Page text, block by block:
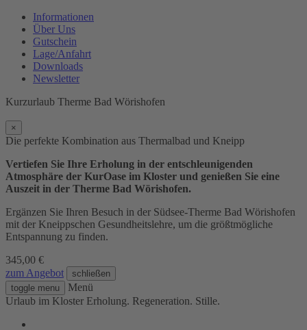
Informationen
Über Uns
Gutschein
Lage/Anfahrt
Downloads
Newsletter
Kurzurlaub Therme Bad Wörishofen
×
Die perfekte Kombination aus Thermalbad und Kneipp
Vertiefen Sie Ihre Erholung in der entschleunigenden
Atmosphäre der KurOase im Kloster und genießen Sie eine
Auszeit in der Therme Bad Wörishofen.
Ergänzen Sie Ihren Besuch in der Südsee-Therme Bad Wörishofen
mit der Kneippschen Gesundheitslehre, um die größtmögliche
Entspannung zu finden.
345,00 €
zum Angebot
schließen
toggle menu
Menü
Urlaub im Kloster Erholung. Regeneration. Stille.